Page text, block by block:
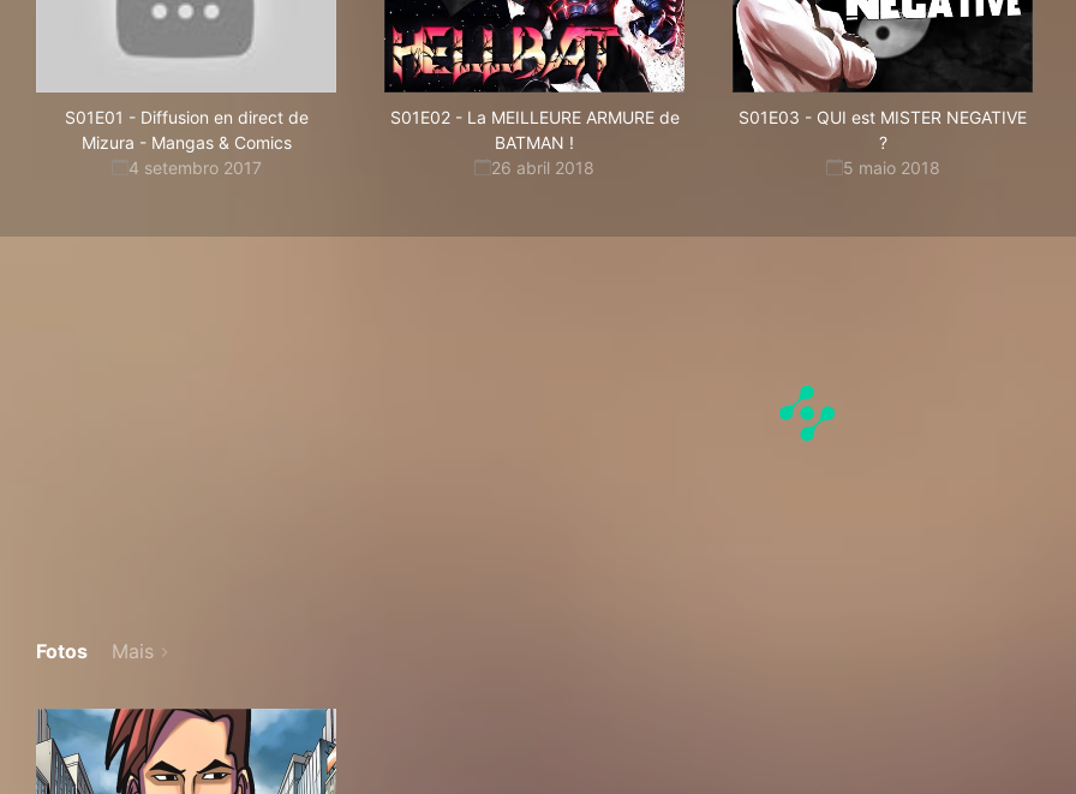
S01E01 - Diffusion en direct de
Mizura - Mangas & Comics
4 setembro 2017
S01E02- La MEILLEURE ARMURE de
BATMAN !
26 abril 2018
S01E03 - QUI est MISTER NEGATIVE
?
5 maio 2018
Fotos Mais